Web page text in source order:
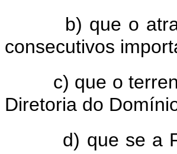
b) que o
consecutivos
c) que o
Diretoria do
d) que se a